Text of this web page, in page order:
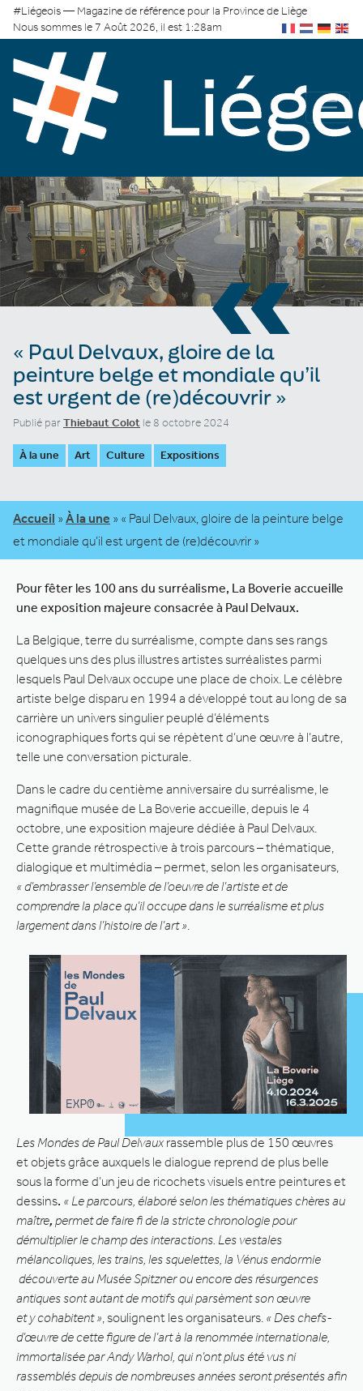
#Liégeois — Magazine de référence pour la Province de Liège
Nous sommes le 7 Août 2026, il est 1:28am
«
« Paul Delvaux, gloire de la
peinture belge et mondiale qu’il
est urgent de (re)découvrir »
Publié parThiebaut Colot le 8 octobre 2024
À la une Art Culture Expositions
Accueil » À la une » « Paul Delvaux, gloire de la peinture belge
et mondiale qu’il est urgent de (re)découvrir »
Pour fêter les 100 ans du surréalisme, La Boverie accueille
une exposition majeure consacrée à Paul Delvaux.
La Belgique, terre du surréalisme, compte dans ses rangs
quelques uns des plus illustres artistes surréalistes parmi
lesquels Paul Delvaux occupe une place de choix. Le célèbre
artiste belge disparu en 1994 a développé tout au long de sa
carrière un univers singulier peuplé d’éléments
iconographiques forts qui se répètent d’une œuvre à l’autre,
telle une conversation picturale.
Dans le cadre du centième anniversaire du surréalisme, le
magnifique musée de La Boverie accueille, depuis le 4
octobre, une exposition majeure dédiée à Paul Delvaux.
Cette grande rétrospective à trois parcours – thématique,
dialogique et multimédia – permet, selon les organisateurs,
« d’embrasser l’ensemble de l’oeuvre de l’artiste et de
comprendre la place qu’il occupe dans le surréalisme et plus
largement dans l’histoire de l’art »
Les Mondes de Paul Delvaux rassemble plus de 150 œuvres
et objets grâce auxquels le dialogue reprend de plus belle
sous la forme d’un jeu de ricochets visuels entre peintures et
dessins. « Le parcours, élaboré selon les thématiques chères au
maître, permet de faire fi de la stricte chronologie pour
démultiplier le champ des interactions. Les vestales
mélancoliques, les trains, les squelettes, la Vénus endormie
découverte au Musée Spitzner ou encore des résurgences
antiques sont autant de motifs qui parsèment son œuvre
et y cohabitent » , soulignent les organisateurs. « Des chefs-
d’œuvre de cette figure de l’art à la renommée internationale,
immortalisée par Andy Warhol, qui n’ont plus été vus ni
rassemblés depuis de nombreuses années seront présentés afin